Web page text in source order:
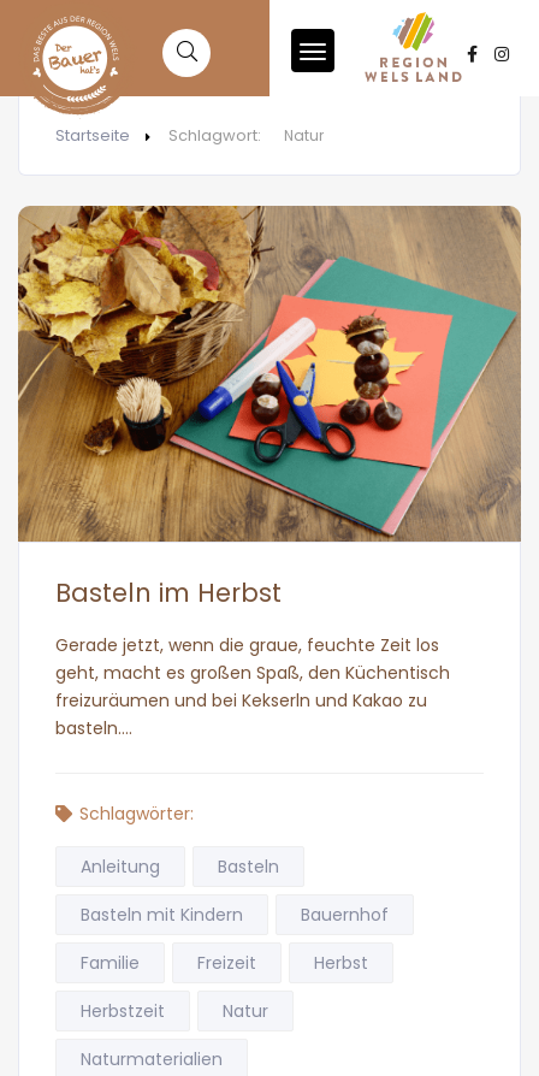
Startseite Schlagwort: Natur
Basteln im Herbst
Gerade jetzt, wenn die graue, feuchte Zeit los
geht, macht es großen Spaß, den Küchentisch
freizuräumen und bei Kekserln und Kakao zu
basteln….
Schlagwörter:
Anleitung
Basteln
Basteln mit Kindern
Bauernhof
Familie
Freizeit
Herbst
Herbstzeit
Natur
Naturmaterialien